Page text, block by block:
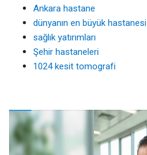
Ankara hastane
dünyanın en büyük hastanesi
sağlık yatırımları
Şehir hastaneleri
1024 kesit tomografi